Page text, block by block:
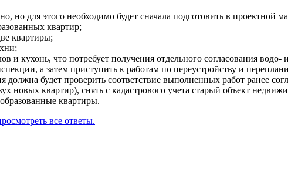
но для этого необходимо будет сначала подготовить в проектной
квартир;
квартиры;
и кухонь, что потребует получения отдельного согласования
а затем приступить к работам по переустройству и
будет проверить соответствие выполненных работ ранее
новых квартир), снять с кадастрового учета старый объект
квартиры.
все ответы.